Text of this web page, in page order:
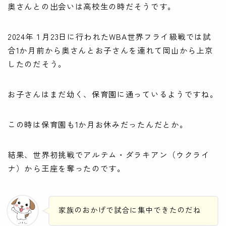
奥さんとの出会いは高校生の時だそうです。
2024年１月23日に行われたWBA世界フライ級戦では試
合1か月前から奥さんとお子さんを連れて岡山から上京
したのだそう。
お子さんはまだ幼く、保育園に通っているようですね。
この時は保育園も1か月お休みだったんだとか。
結果、世界初挑戦でアルテム・ダラキアン（ウクライ
ナ）から王座を奪ったのです。
家族のおかげで試合に集中できたのだね